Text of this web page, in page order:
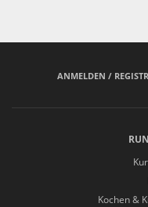
ANMELDEN /
Kochen &